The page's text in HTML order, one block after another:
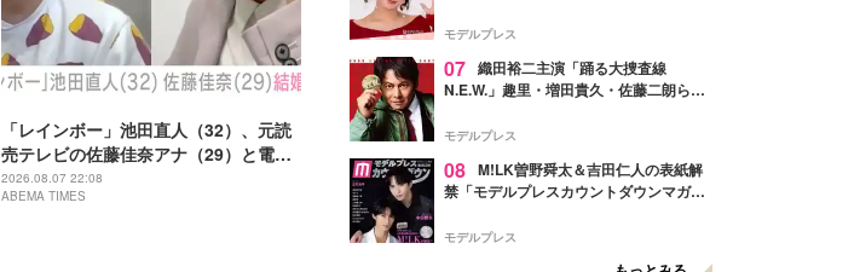
「レインボー」池田直人（32）、元読
売テレビの佐藤佳奈アナ（29）と電撃
結婚「ジャンボより先とは」「かなり
びっくり！」など驚きの声
2026.08.07 22:08
ABEMA TIMES
ぎ」「成長を感じる」の声
モデルプレス
07 織田裕二主演「踊る大捜査線
N.E.W.」趣里・増田貴久・佐藤二朗ら新
徴する“謎のキーワード”も
モデルプレス
08 M!LK曽野舜太＆吉田仁人の表紙解
禁「モデルプレスカウントダウンマガジ
モデルプレス